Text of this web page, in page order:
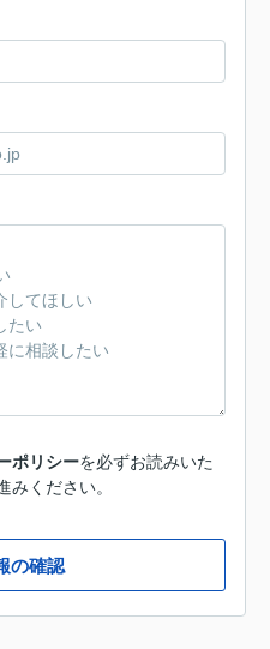
ポリシーを必ずお読みいた
みください。
の確認